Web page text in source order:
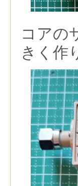
コアの
きく作